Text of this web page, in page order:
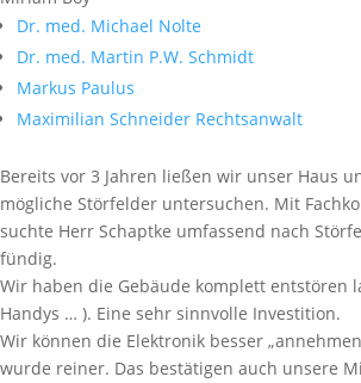
Dr. med. Michael Nolte
Dr. med. Martin P.W. Schmidt
Markus Paulus
Maximilian Schneider Rechtsanwalt
Bereits vor 3 Jahren ließen wir unser Haus
mögliche Störfelder untersuchen. Mit
suchte Herr Schaptke umfassend nach
fündig.
Wir haben die Gebäude komplett entstören
Handys … ). Eine sehr sinnvolle Investition.
Wir können die Elektronik besser
wurde reiner. Das bestätigen auch unsere